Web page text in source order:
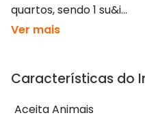
quartos, sendo 1 su&i...
Ver mais
Características do
Aceita Animais